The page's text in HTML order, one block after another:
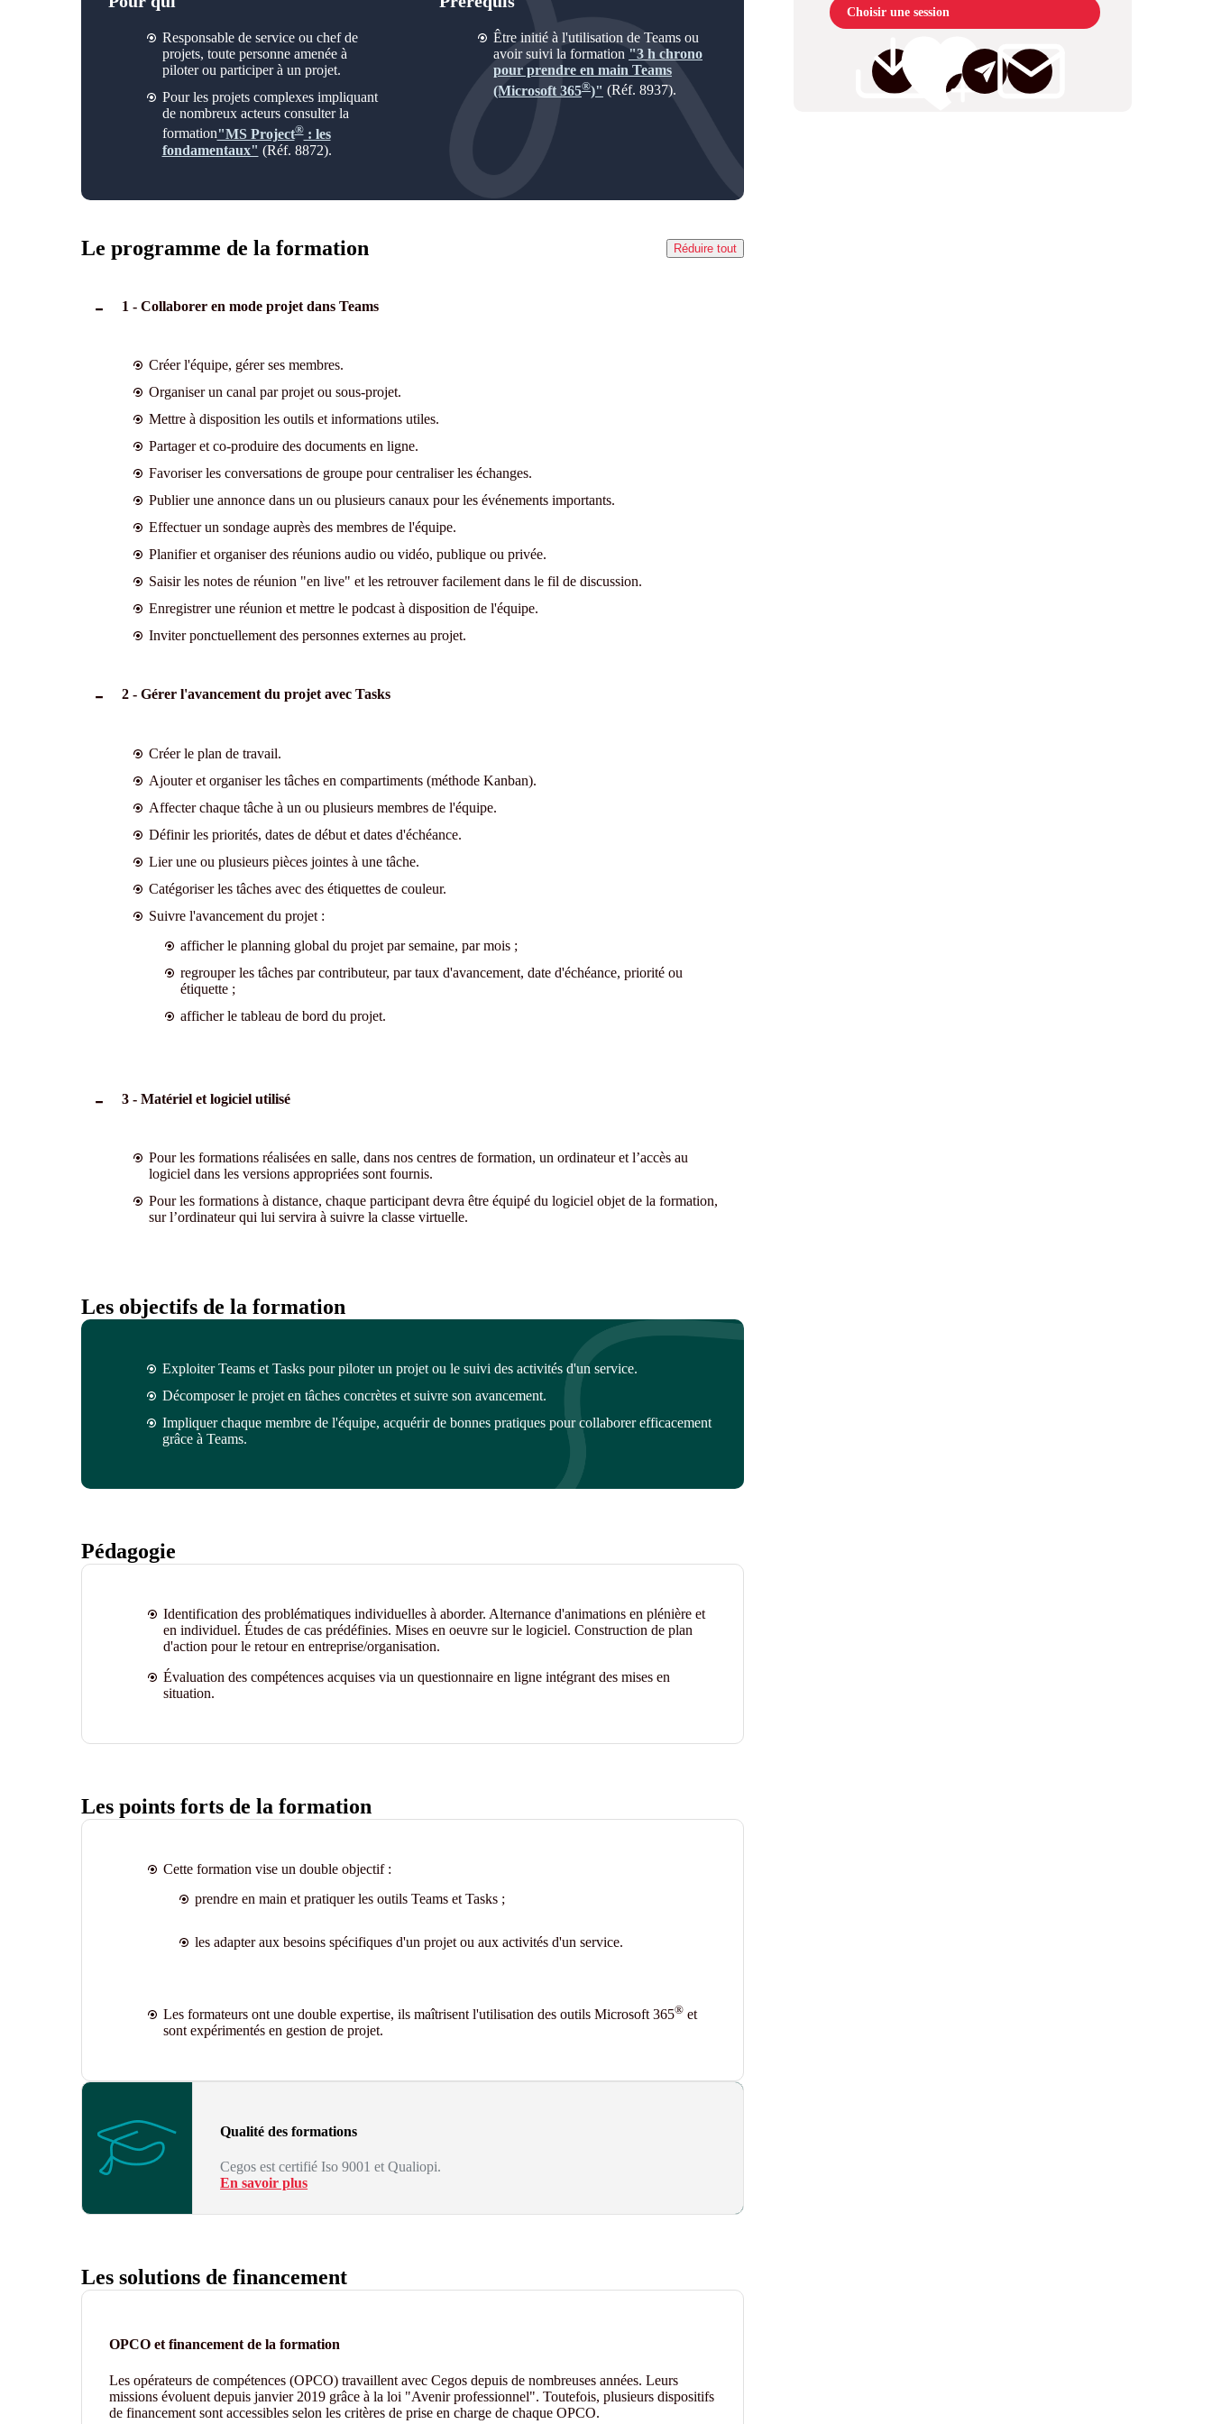
Choisir une session
Responsable de service ou chef de
projets, toute personne amenée à
piloterou participer à un projet.
Pour les projets complexesimpliquant
de nombreux acteursconsulterla
formation"MS Project®: les
fondamentaux" (Réf. 8872).
Être initié à l'utilisation de Teams ou
avoir suivi la formation "3 h chrono
pour prendre en main Teams
(Microsoft 365®)" (Réf. 8937).
Le programme de la formation Réduire tout
1 - Collaborer en mode projet dans Teams
Créer l'équipe, gérer ses membres.
Organiser un canal par projet ou sous-projet.
Mettre à disposition les outils et informations utiles.
Partager et co-produire des documents en ligne.
Favoriser les conversations de groupe pour centraliser les échanges.
Publier une annonce dans un ou plusieurs canaux pour les événements importants.
Effectuer un sondage auprès des membres de l'équipe.
Planifier et organiser des réunions audio ou vidéo, publique ou privée.
Saisir les notes de réunion "en live" et les retrouver facilement dans le fil de discussion.
Enregistrer une réunion et mettre le podcast à disposition de l'équipe.
Inviter ponctuellement des personnes externes au projet.
2 - Gérer l'avancement du projet avec Tasks
Créer le plan de travail.
Ajouter et organiser les tâches en compartiments (méthode Kanban).
Affecter chaque tâche à un ou plusieurs membres de l'équipe.
Définir les priorités, dates de début et dates d'échéance.
Lier une ou plusieurs pièces jointes à une tâche.
Catégoriser les tâches avec des étiquettes de couleur.
Suivre l'avancement du projet :
afficher le planning global du projet par semaine, par mois ;
regrouper les tâches par contributeur, par taux d'avancement, date d'échéance, priorité ou
étiquette ;
afficher le tableau de bord du projet.
3 - Matériel et logiciel utilisé
Pour les formations réalisées en salle, dans nos centres de formation, un ordinateur et l’accès au
logiciel dans les versions appropriées sont fournis.
Pour les formations à distance, chaque participant devra être équipé du logiciel objet de la formation,
sur l’ordinateur qui lui servira à suivre la classe virtuelle.
Les objectifs de la formation
Exploiter Teams et Tasks pourpiloter un projet ou le suivi des activitésd'un service.
Décomposer le projet en tâches concrètes et suivre son avancement.
Impliquer chaque membre de l'équipe, acquérir de bonnes pratiques pour collaborer efficacement
grâce à Teams.
Pédagogie
Identification des problématiques individuelles à aborder. Alternance d'animations en plénière et
en individuel. Études de cas prédéfinies. Mises en oeuvre sur le logiciel. Construction de plan
d'action pour le retour en entreprise/organisation.
Évaluation des compétences acquises via un questionnaire en ligne intégrant des mises en
situation.
Les points forts de la formation
Cette formation vise un double objectif :
prendre en main et pratiquer les outils Teams et Tasks ;
les adapter aux besoins spécifiques d'un projet ou aux activités d'un service.
Les formateurs ont une double expertise, ils maîtrisent l'utilisation des outils Microsoft 365®et
sont expérimentés en gestion de projet.
Qualité des formations
Cegos est certifié Iso 9001 et Qualiopi.
En savoir plus
Les solutions de financement
OPCO et financement de la formation
Les opérateurs de compétences (OPCO) travaillent avec Cegos depuis de nombreuses années. Leurs
missions évoluent depuis janvier 2019 grâce à la loi "Avenir professionnel". Toutefois, plusieurs dispositifs
de financement sont accessibles selon les critères de prise en charge de chaque OPCO.